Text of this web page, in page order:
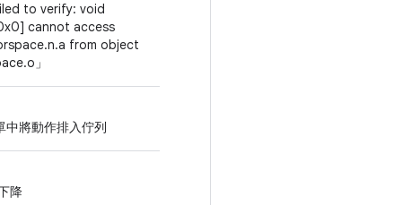
to verify: void
cannot access
from object
」
將動作排入佇列
降